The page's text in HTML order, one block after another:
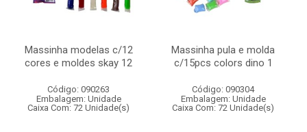
Massinha modelas c/12
cores e moldes skay 12
Código: 090263
Embalagem: Unidade
Caixa Com: 72 Unidade(s)
Massinha pula e molda
c/15pcs colors dino 1
Código: 090304
Embalagem: Unidade
Caixa Com: 72 Unidade(s)